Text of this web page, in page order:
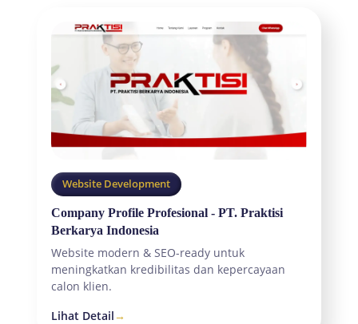
Website Development
Company Profile Profesional - PT. Praktisi
Berkarya Indonesia
Website modern & SEO-ready untuk
meningkatkan kredibilitas dan kepercayaan
calon klien.
Lihat Detail→